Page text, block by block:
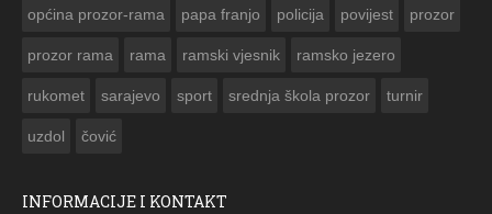
općina prozor-rama papa franjo policija povijest prozor
prozor rama rama ramski vjesnik ramsko jezero
rukomet sarajevo sport srednja škola prozor turnir
uzdol čović
INFORMACIJE I KONTAKT